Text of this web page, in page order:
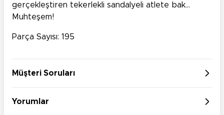
gerçekleştiren tekerlekli sandalyeli atlete bak…
Muhteşem!
Parça Sayısı: 195
Müşteri Soruları
Yorumlar